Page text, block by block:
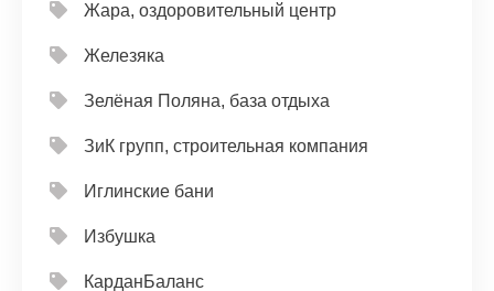
Жара, оздоровительный центр
Железяка
Зелёная Поляна, база отдыха
ЗиК групп, строительная компания
Иглинские бани
Избушка
КарданБаланс